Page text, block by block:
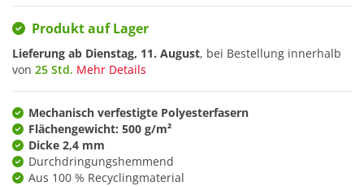
Produkt auf Lager
Lieferung ab Dienstag, 11. August, bei Bestellung innerhalb
von 25 Std. Mehr Details
Mechanisch verfestigte Polyesterfasern
Flächengewicht: 500 g/m²
Dicke 2,4 mm
Durchdringungshemmend
Aus 100 % Recyclingmaterial